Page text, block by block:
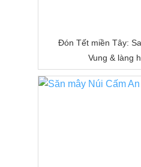
Đón Tết miền Tây:
Vung & làng